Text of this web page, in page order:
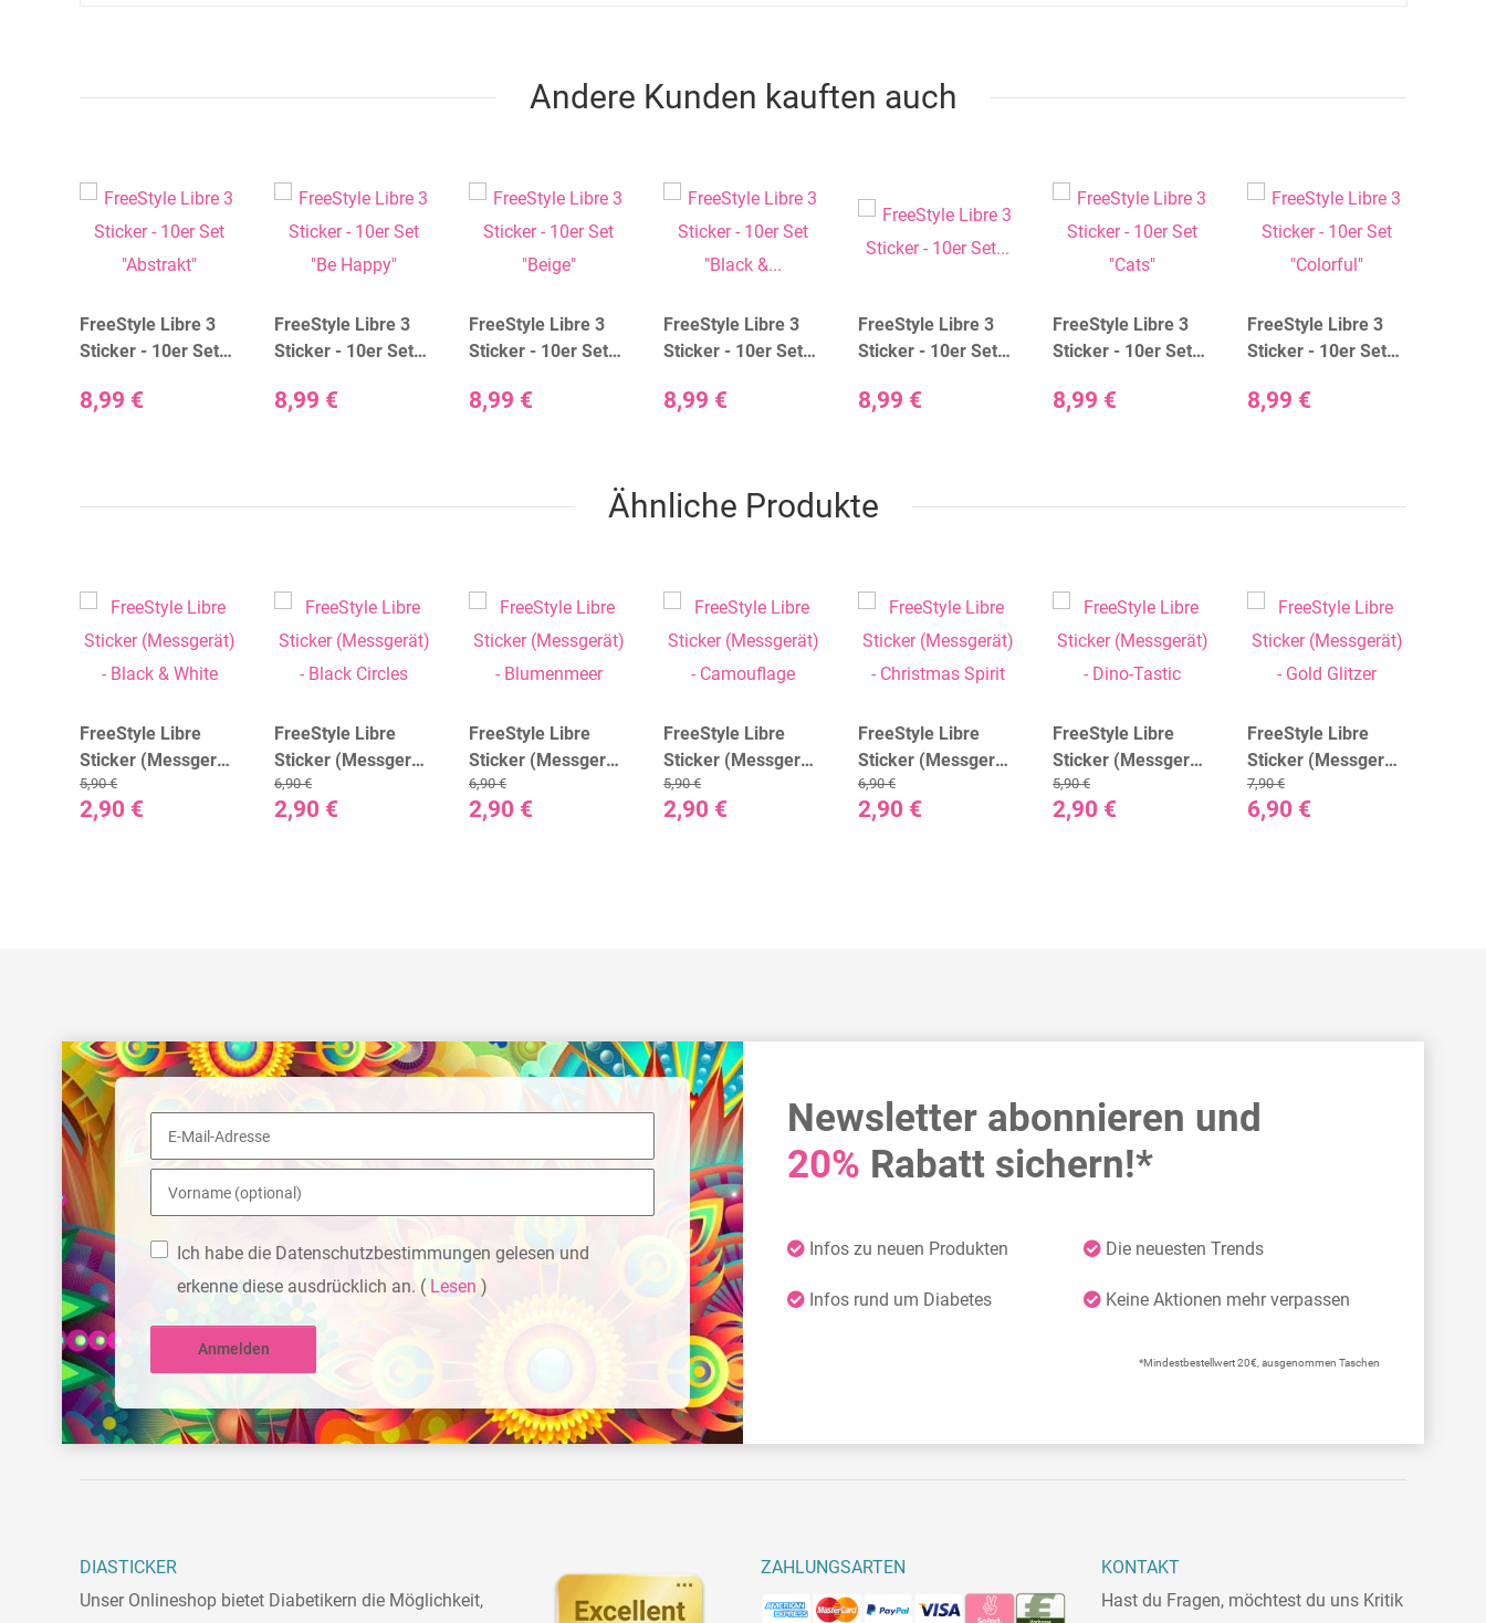
Andere Kunden kauften auch
FreeStyle Libre 3
Sticker - 10er Set
8,99 €
FreeStyle Libre 3
Sticker - 10er Set
8,99 €
FreeStyle Libre 3
Sticker - 10er Set
8,99 €
FreeStyle Libre 3
Sticker - 10er Set
8,99 €
FreeStyle Libre 3
Sticker - 10er Set
8,99 €
FreeStyle Libre 3
Sticker - 10er Set
8,99 €
FreeStyle Libre 3
Sticker - 10er Set
8,99 €
Ähnliche Produkte
FreeStyle Libre
Sticker (Messgerät)
- Black & White
2,90 €
5,90 €
FreeStyle Libre
Sticker (Messgerät)
- Black Circles
2,90 €
6,90 €
FreeStyle Libre
Sticker (Messgerät)
- Blumenmeer
2,90 €
6,90 €
FreeStyle Libre
Sticker (Messgerät)
- Camouflage
2,90 €
5,90 €
FreeStyle Libre
Sticker (Messgerät)
- Christmas Spirit
2,90 €
6,90 €
FreeStyle Libre
Sticker (Messgerät)
- Dino-Tastic
2,90 €
5,90 €
FreeStyle Libre
Sticker (Messgerät)
- Gold Glitzer
6,90 €
7,90 €
Ich habe die Datenschutzbestimmungen gelesen und
erkenne diese ausdrücklich an. ( Lesen )
Anmelden
Newsletter abonnieren und
20% Rabatt sichern!*
Infos zu neuen Produkten Die neuesten Trends
Infos rund um Diabetes Keine Aktionen mehr verpassen
*Mindestbestellwert 20€, ausgenommen Taschen
DIASTICKER
Unser Onlineshop bietet Diabetikern die Möglichkeit,
ZAHLUNGSARTEN
KONTAKT
Hast du Fragen, möchtest du uns Kritik